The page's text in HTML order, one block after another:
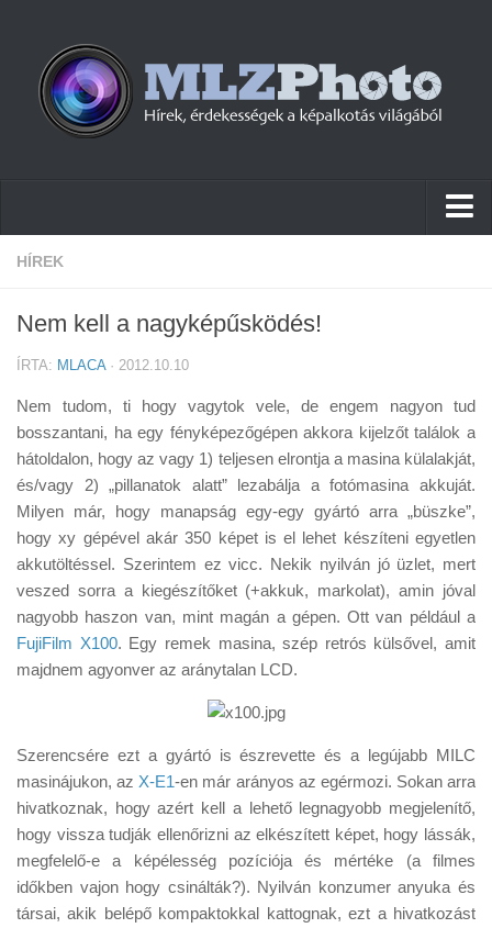
Hírek
Cikkek
Firmware
Tudástár
Tanácsok
Érdekességek
Helyszíni Riport
E-BB
HÍREK
Nem kell a nagyképűsködés!
ÍRTA: MLACA· 2012.10.10
Nem tudom, ti hogy vagytok vele, de engem nagyon tud
bosszantani, ha egy fényképezőgépen akkora kijelzőt találok a
hátoldalon, hogy az vagy 1) teljesen elrontja a masina külalakját,
és/vagy 2) „pillanatok alatt” lezabálja a fotómasina akkuját.
Milyen már, hogy manapság egy-egy gyártó arra „büszke”,
hogy xy gépével akár 350 képet is el lehet készíteni egyetlen
akkutöltéssel. Szerintem ez vicc. Nekik nyilván jó üzlet, mert
veszed sorra a kiegészítőket (+akkuk, markolat), amin jóval
nagyobb haszon van, mint magán a gépen. Ott van például a
FujiFilm X100. Egy remek masina, szép retrós külsővel, amit
majdnem agyonver az aránytalan LCD.
Szerencsére ezt a gyártó is észrevette és a legújabb MILC
masinájukon, az X-E1-en már arányos az egérmozi. Sokan arra
hivatkoznak, hogy azért kell a lehető legnagyobb megjelenítő,
hogy vissza tudják ellenőrizni az elkészített képet, hogy lássák,
megfelelő-e a képélesség pozíciója és mértéke (a filmes
időkben vajon hogy csinálták?). Nyilván konzumer anyuka és
társai, akik belépő kompaktokkal kattognak, ezt a hivatkozást